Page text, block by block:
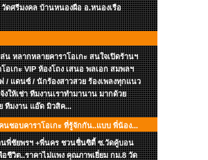
ดศรีมงคล บ้านหนองผือ อ.หนองเรือ
ล่น หลากหลายคาราโอเกะ สนใจเปิดร้านฯ
โอเกะ VIP ห้องโถง เสนอ พลเอก สมพลฯ
ฟ / แดนซ์ / นักร้องสาวสวย ร้องเพลงทุกแนว
จ้งให้เช่า ทีมงานเราทำมานาน มากด้วย
ทีมงาน แอ๊ด มิวสิค...
นชอบคาราโอเกะ ที่รู้จักกัน..แบบ พี่น้อง...
นพี่ชัยพรฯ +พี่นคร ชวนชื่นซิตี้ ซ.วัดคู้บอน
ชีวิต..ราคาไม่แพง คุณภาพเยี่ยม กม.8 วัด